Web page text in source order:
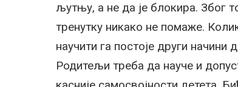
љутњу, а не да је блокира. Због
тренутку никако не помаже.
научити га постоје други
Родитељи треба да науче и